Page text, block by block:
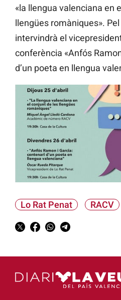
«la llengua valenciana en
llengües romàniques».
intervindrà el
conferència «Anfós
d’un poeta en llengua
Lo Rat Penat RACV